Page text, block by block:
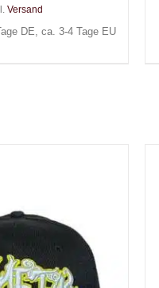
Versand
DE, ca. 3-4 Tage EU